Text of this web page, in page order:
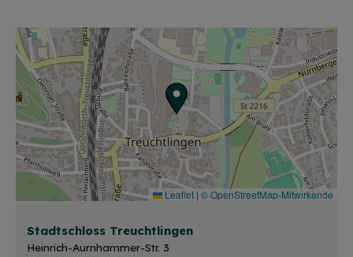
Leaflet | © OpenStreetMap-Mitwirkende
Stadtschloss Treuchtlingen
Heinrich-Aurnhammer-Str. 3